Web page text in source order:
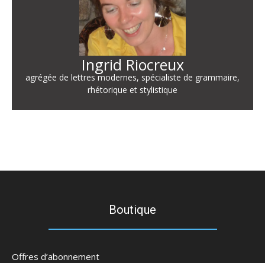
Ingrid Riocreux
agrégée de lettres modernes, spécialiste de grammaire,
rhétorique et stylistique
Boutique
Offres d’abonnement